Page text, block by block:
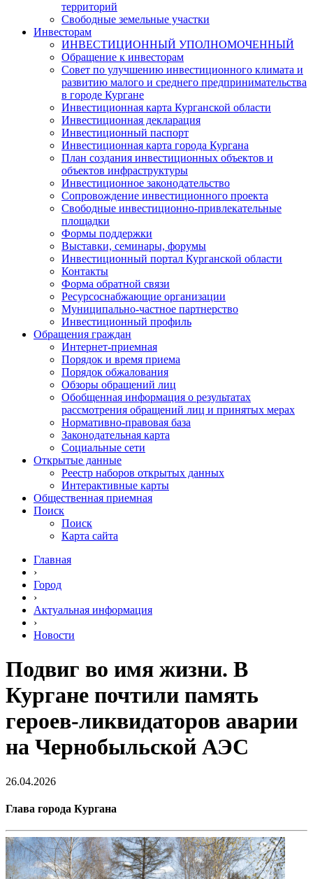
территорий
Свободные земельные участки
Инвесторам
ИНВЕСТИЦИОННЫЙ УПОЛНОМОЧЕННЫЙ
Обращение к инвесторам
Совет по улучшению инвестиционного климата и
развитию малого и среднего предпринимательства
в городе Кургане
Инвестиционная карта Курганской области
Инвестиционная декларация
Инвестиционный паспорт
Инвестиционная карта города Кургана
План создания инвестиционных объектов и
объектов инфраструктуры
Инвестиционное законодательство
Сопровождение инвестиционного проекта
Свободные инвестиционно-привлекательные
площадки
Формы поддержки
Выставки, семинары, форумы
Инвестиционный портал Курганской области
Контакты
Форма обратной связи
Ресурсоснабжающие организации
Муниципально-частное партнерство
Инвестиционный профиль
Обращения граждан
Интернет-приемная
Порядок и время приема
Порядок обжалования
Обзоры обращений лиц
Обобщенная информация о результатах
рассмотрения обращений лиц и принятых мерах
Нормативно-правовая база
Законодательная карта
Социальные сети
Открытые данные
Реестр наборов открытых данных
Интерактивные карты
Общественная приемная
Поиск
Поиск
Карта сайта
Главная
›
Город
›
Актуальная информация
›
Новости
Подвиг во имя жизни. В
Кургане почтили память
героев-ликвидаторов аварии
на Чернобыльской АЭС
26.04.2026
Глава города Кургана